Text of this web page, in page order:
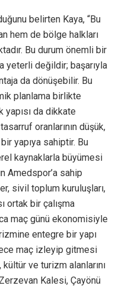
belirten Kaya, “Bu
hem de bölge halkları
Bu durum önemli bir
yeterli değildir; başarıyla
da dönüşebilir. Bu
planlama birlikte
da dikkate
oranlarının düşük,
yapıya sahiptir. Bu
kaynaklarla büyümesi
Amedspor’a sahip
sivil toplum kuruluşları,
ortak bir çalışma
maç günü ekonomisiyle
entegre bir yapı
maç izleyip gitmesi
ve turizm alanlarını
Kalesi, Çayönü